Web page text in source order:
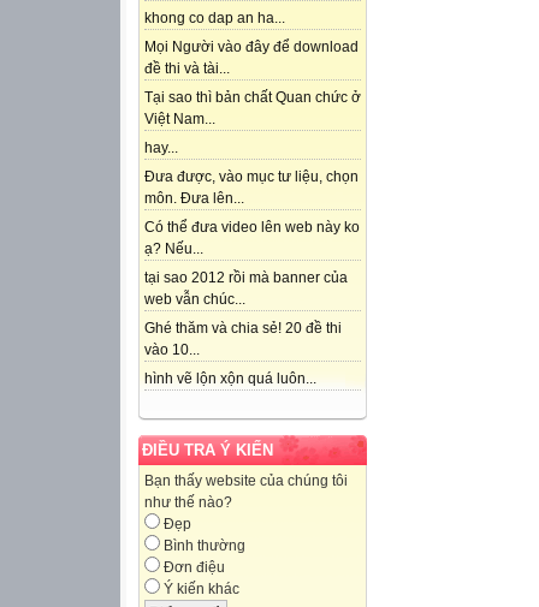
khong co dap an ha...
Mọi Người vào đây để download
đề thi và tài...
Tại sao thì bản chất Quan chức ở
Việt Nam...
hay...
Đưa được, vào mục tư liệu, chọn
môn. Đưa lên...
Có thể đưa video lên web này ko
ạ? Nếu...
tại sao 2012 rồi mà banner của
web vẫn chúc...
Ghé thăm và chia sẻ! 20 đề thi
vào 10...
hình vẽ lộn xộn quá luôn...
ĐIỀU TRA Ý KIẾN
Bạn thấy website của chúng tôi
như thế nào?
Đẹp
Bình thường
Đơn điệu
Ý kiến khác